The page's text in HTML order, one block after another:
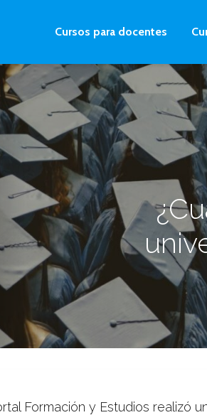
Cursos para docentes
Formación y Estudios realizó